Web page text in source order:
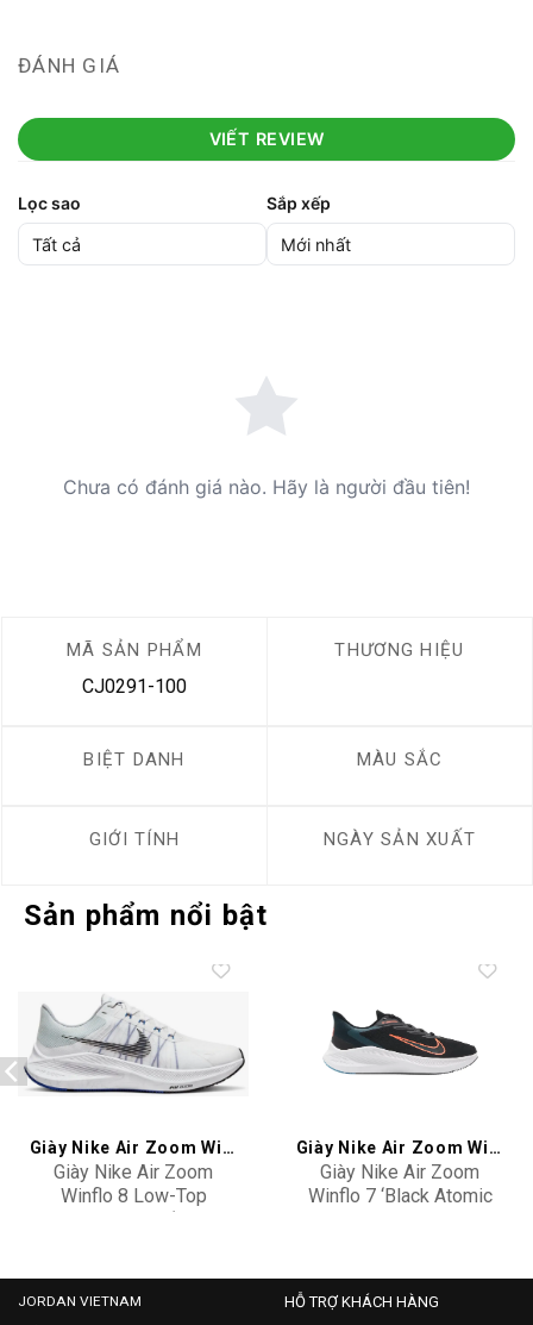
ĐÁNH GIÁ
VIẾT REVIEW
Lọc sao Sắp xếp
Chưa có đánh giá nào. Hãy là người đầu tiên!
MÃ SẢN PHẨM
CJ0291-100
THƯƠNG HIỆU
BIỆT DANH MÀU SẮC
GIỚI TÍNH NGÀY SẢN XUẤT
Sản phẩm nổi bật
wishlist
Giày Nike Air Zoom Winflo
Giày Nike Air Zoom
Winflo 8 Low-Top
Running Shoes ‘White’
Add to
wishlist
Giày Nike Air Zoom Winflo
Giày Nike Air Zoom
Winflo 7 ‘Black Atomic
JORDAN VIETNAM HỖ TRỢ KHÁCH HÀNG